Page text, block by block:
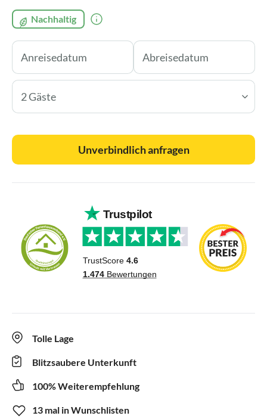
Nachhaltig
2 Gäste
Unverbindlich anfragen
Tolle Lage
Blitzsaubere Unterkunft
100% Weiterempfehlung
13 mal in Wunschlisten